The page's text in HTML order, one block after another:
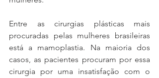
Entre as cirurgias plásticas mais
procuradas pelas mulheres brasileiras
está a mamoplastia. Na maioria dos
casos, as pacientes procuram por essa
cirurgia por uma insatisfação com o